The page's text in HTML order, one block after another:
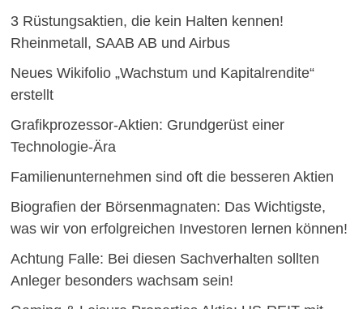
3 Rüstungsaktien, die kein Halten kennen!
Rheinmetall, SAAB AB und Airbus
Neues Wikifolio „Wachstum und Kapitalrendite“
erstellt
Grafikprozessor-Aktien: Grundgerüst einer
Technologie-Ära
Familienunternehmen sind oft die besseren Aktien
Biografien der Börsenmagnaten: Das Wichtigste,
was wir von erfolgreichen Investoren lernen können!
Achtung Falle: Bei diesen Sachverhalten sollten
Anleger besonders wachsam sein!